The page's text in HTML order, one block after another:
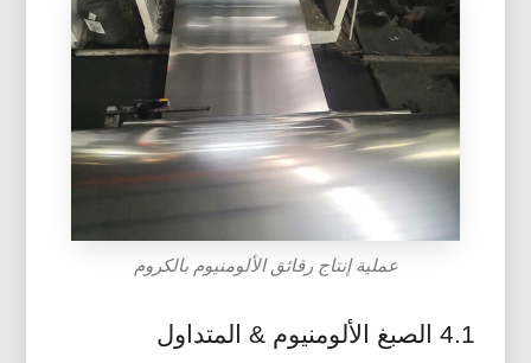
عملية إنتاج رقائق الألومنيوم بالكروم
4.1 الصبغ الألومنيوم & المتداول